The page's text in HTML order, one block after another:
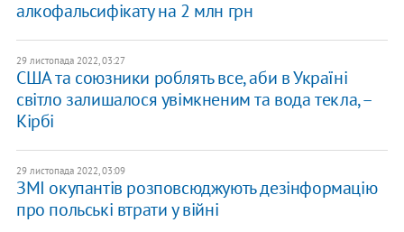
алкофальсифікату на 2 млн грн
29 листопада 2022, 03:27
США та союзники роблять все, аби в Україні
світло залишалося увімкненим та вода текла, –
Кірбі
29 листопада 2022, 03:09
ЗМІ окупантів розповсюджують дезінформацію
про польські втрати у війні